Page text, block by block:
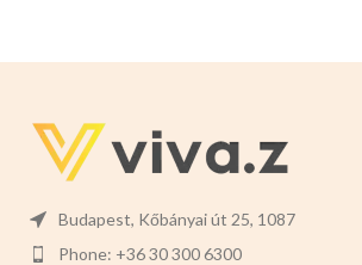
Budapest, Kőbányai út 25, 1087
Phone: +36 30 300 6300